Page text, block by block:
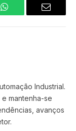
WhatsApp Email
Industrial.
mantenha-se
avanços